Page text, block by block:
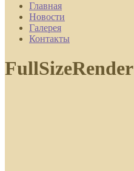
Главная
Новости
Галерея
Контакты
FullSizeRender